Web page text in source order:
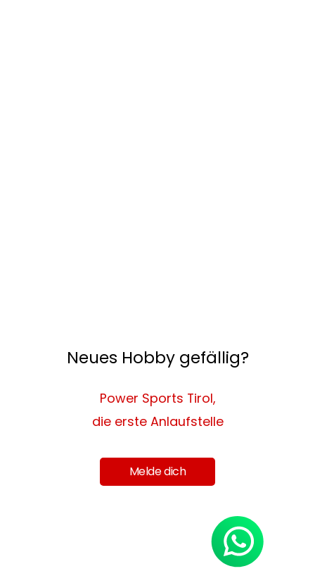
Neues Hobby gefällig?
Power Sports Tirol,
die erste Anlaufstelle
Melde dich